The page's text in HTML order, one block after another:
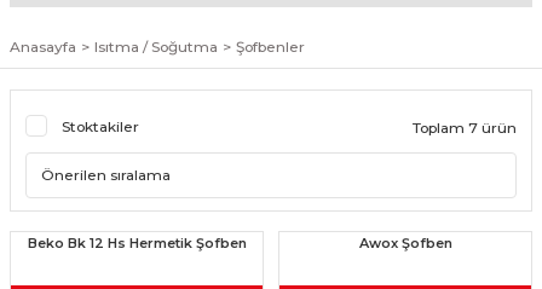
Anasayfa Isıtma / Soğutma Şofbenler
Stoktakiler Toplam 7 ürün
Beko Bk 12 Hs Hermetik Şofben Awox Şofben